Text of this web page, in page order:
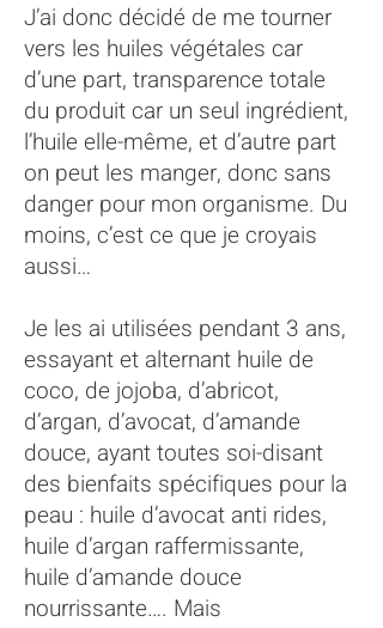
J’ai donc décidé de me tourner
vers les huiles végétales car
d’une part, transparence totale
du produit car un seul ingrédient,
l’huile elle-même, et d’autre part
on peut les manger, donc sans
danger pour mon organisme. Du
moins, c’est ce que je croyais
aussi…
Je les ai utilisées pendant 3 ans,
essayant et alternant huile de
coco, de jojoba, d’abricot,
d’argan, d’avocat, d’amande
douce, ayant toutes soi-disant
des bienfaits spécifiques pour la
peau : huile d’avocat anti rides,
huile d’argan raffermissante,
huile d’amande douce
nourrissante…. Mais